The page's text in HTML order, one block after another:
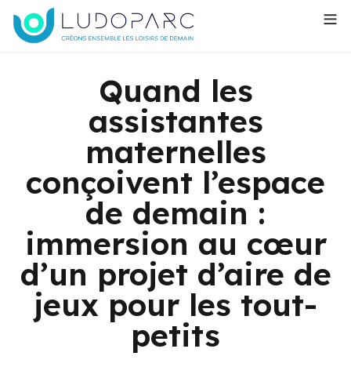
Quand les
assistantes
maternelles
conçoivent l’espace
de demain :
immersion au cœur
d’un projet d’aire de
jeux pour les tout-
petits